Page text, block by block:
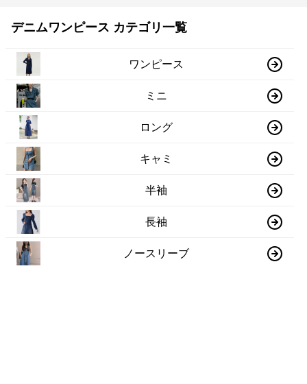
デニムワンピース カテゴリ一覧
ワンピース
ミニ
ロング
キャミ
半袖
長袖
ノースリーブ